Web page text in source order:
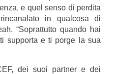
e quel senso di perdita
in qualcosa di
“Soprattutto quando hai
supporta e ti porge la sua
dei suoi partner e dei